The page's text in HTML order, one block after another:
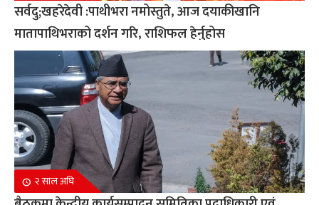
सर्वदु;खहरेदेवी :पाथीभरा नमोस्तुते, आज दयाकीखानि
मातापाथिभराको दर्शन गरि, राशिफल हेर्नुहोस
२ साल अघि